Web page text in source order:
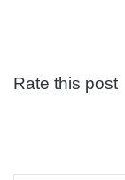
Rate this post